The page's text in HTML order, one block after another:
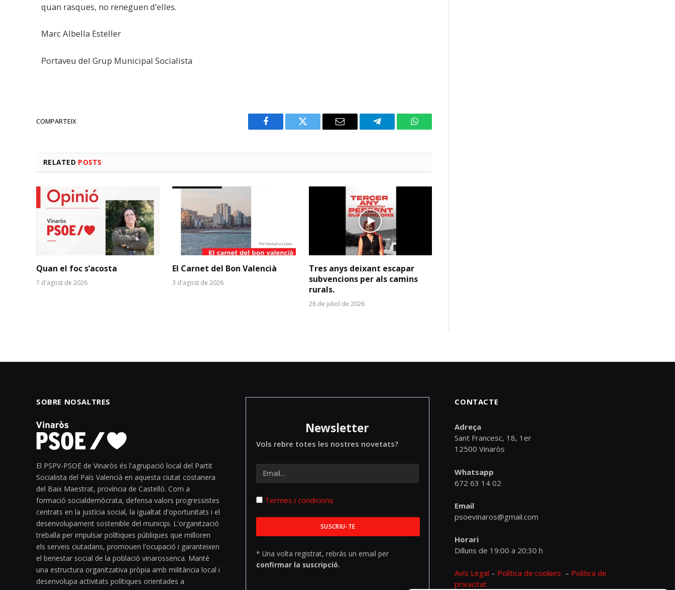
quan rasques, no reneguen d’elles.
Marc Albella Esteller
Portaveu del Grup Municipal Socialista
COMPARTEIX
Facebook Twitter Email Telegram WhatsApp
RELATED POSTS
Quan el foc s’acosta
7 d'agost de 2026
El Carnet del Bon Valencià
3 d'agost de 2026
Tres anys deixant escapar
subvencions per als camins
rurals.
28 de juliol de 2026
SOBRE NOSALTRES
El PSPV-PSOE de Vinaròs és l'agrupació local del Partit
Socialista del País Valencià en aquesta ciutat costanera
del Baix Maestrat, província de Castelló. Com a
formació socialdemòcrata, defensa valors progressistes
centrats en la justícia social, la igualtat d'oportunitats i el
desenvolupament sostenible del municipi. L'organització
treballa per impulsar polítiques públiques que milloren
els serveis ciutadans, promouen l'ocupació i garanteixen
el benestar social de la població vinarossenca. Manté
una estructura organitzativa pròpia amb militància local i
desenvolupa activitats polítiques orientades a
Newsletter
Vols rebre totes les nostres novetats?
Termes i condicions
* Una volta registrat, rebràs un email per
confirmar la suscripció.
CONTACTE
Adreça
Sant Francesc, 18, 1er
12500 Vinaròs
Whatsapp
672 63 14 02
Email
psoevinaros@gmail.com
Horari
Dilluns de 19:00 a 20:30 h
Avís Legal – Política de cookies – Política de
privacitat